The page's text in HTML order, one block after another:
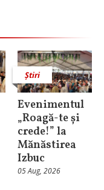
Știri
Evenimentul
„Roagă-te și
crede!” la
Mănăstirea
Izbuc
05 Aug, 2026